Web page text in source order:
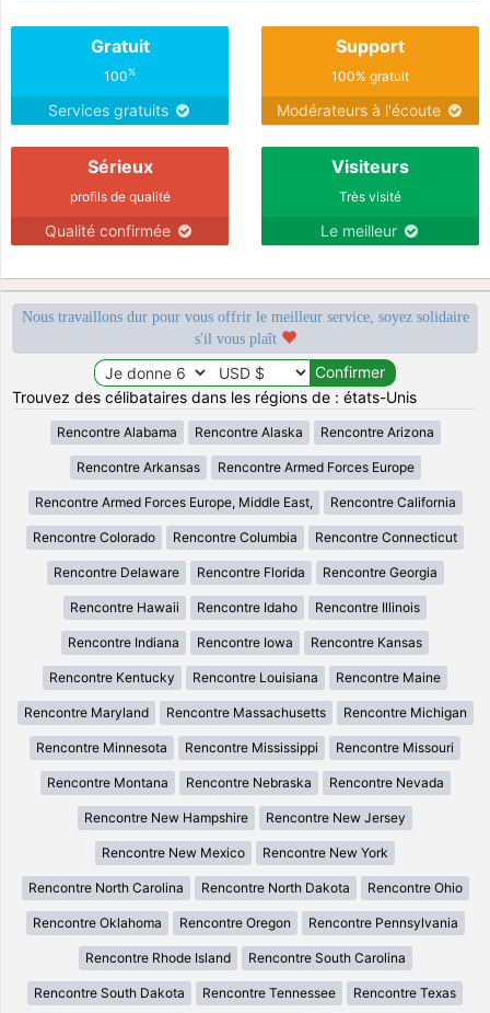
Gratuit
100%
Services gratuits
Support
100% gratuit
Modérateurs à l'écoute
Sérieux
profils de qualité
Qualité confirmée
Visiteurs
Très visité
Le meilleur
Nous travaillons dur pour vous offrir le meilleur service, soyez solidaire
s'il vous plaît
Trouvez des célibataires dans les régions de : états-Unis
Rencontre Alabama Rencontre Alaska Rencontre Arizona
Rencontre Arkansas Rencontre Armed Forces Europe
Rencontre Armed Forces Europe, Middle East, Rencontre California
Rencontre Colorado Rencontre Columbia Rencontre Connecticut
Rencontre Delaware Rencontre Florida Rencontre Georgia
Rencontre Hawaii Rencontre Idaho Rencontre Illinois
Rencontre Indiana Rencontre Iowa Rencontre Kansas
Rencontre Kentucky Rencontre Louisiana Rencontre Maine
Rencontre Maryland Rencontre Massachusetts Rencontre Michigan
Rencontre Minnesota Rencontre Mississippi Rencontre Missouri
Rencontre Montana Rencontre Nebraska Rencontre Nevada
Rencontre New Hampshire Rencontre New Jersey
Rencontre New Mexico Rencontre New York
Rencontre North Carolina Rencontre North Dakota Rencontre Ohio
Rencontre Oklahoma Rencontre Oregon Rencontre Pennsylvania
Rencontre Rhode Island Rencontre South Carolina
Rencontre South Dakota Rencontre Tennessee Rencontre Texas